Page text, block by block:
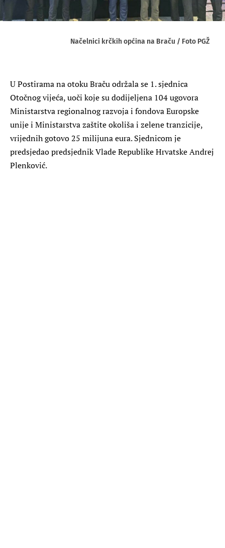
Načelnici krčkih općina na Braču / Foto PGŽ
U Postirama na otoku Braču održala se 1. sjednica
Otočnog vijeća, uoči koje su dodijeljena 104 ugovora
Ministarstva regionalnog razvoja i fondova Europske
unije i Ministarstva zaštite okoliša i zelene tranzicije,
vrijednih gotovo 25 milijuna eura. Sjednicom je
predsjedao predsjednik Vlade Republike Hrvatske Andrej
Plenković.